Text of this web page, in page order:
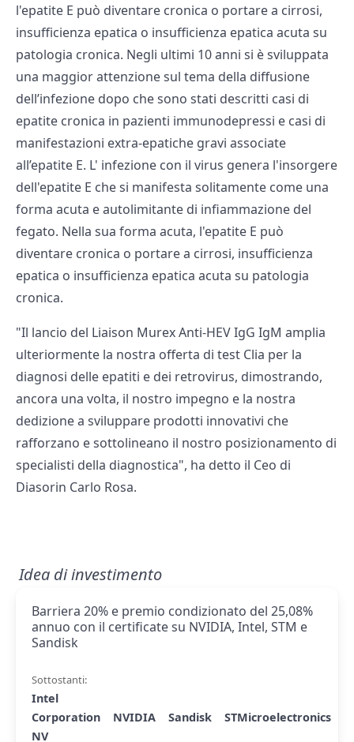
l'epatite E può diventare cronica o portare a cirrosi,
insufficienza epatica o insufficienza epatica acuta su
patologia cronica. Negli ultimi 10 anni si è sviluppata
una maggior attenzione sul tema della diffusione
dell’infezione dopo che sono stati descritti casi di
epatite cronica in pazienti immunodepressi e casi di
manifestazioni extra-epatiche gravi associate
all’epatite E. L' infezione con il virus genera l'insorgere
dell'epatite E che si manifesta solitamente come una
forma acuta e autolimitante di infiammazione del
fegato. Nella sua forma acuta, l'epatite E può
diventare cronica o portare a cirrosi, insufficienza
epatica o insufficienza epatica acuta su patologia
cronica.
"Il lancio del Liaison Murex Anti-HEV IgG IgM amplia
ulteriormente la nostra offerta di test Clia per la
diagnosi delle epatiti e dei retrovirus, dimostrando,
ancora una volta, il nostro impegno e la nostra
dedizione a sviluppare prodotti innovativi che
rafforzano e sottolineano il nostro posizionamento di
specialisti della diagnostica", ha detto il Ceo di
Diasorin Carlo Rosa.
Idea di investimento
Barriera 20% e premio condizionato del 25,08%
annuo con il certificate su NVIDIA, Intel, STM e
Sandisk
Sottostanti:
Intel
Corporation
NVIDIA Sandisk
STMicroelectronics
NV